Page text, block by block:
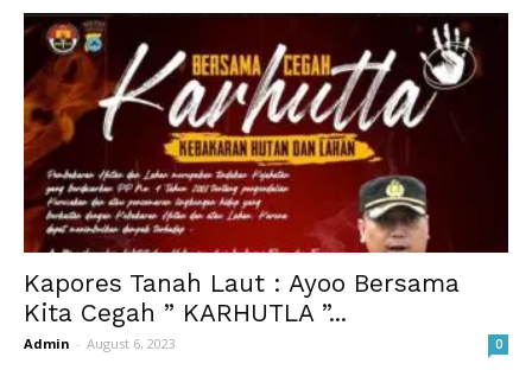
Kapores Tanah Laut : Ayoo Bersama
Kita Cegah ” KARHUTLA ”...
Admin - August 6, 2023 0